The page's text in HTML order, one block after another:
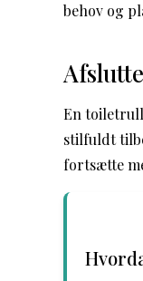
behov og
En
stilfuldt
fortsætte